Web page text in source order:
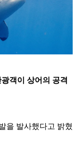
객이 상어의 공격